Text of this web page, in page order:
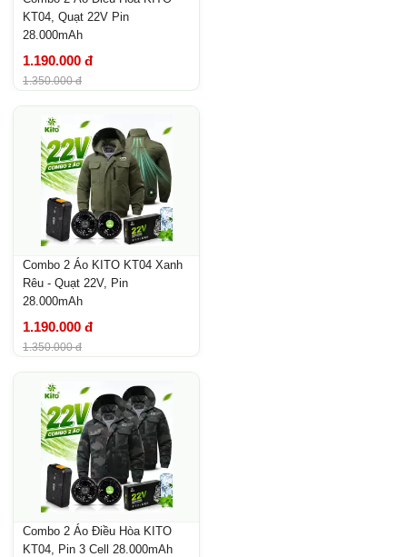
KT04, Quạt 22V Pin
28.000mAh
1.190.000 đ
1.350.000 đ
Combo 2 Áo KITO KT04 Xanh
Rêu - Quạt 22V, Pin
28.000mAh
1.190.000 đ
1.350.000 đ
Combo 2 Áo Điều Hòa KITO
KT04, Pin 3 Cell 28.000mAh